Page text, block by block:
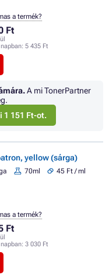
Ft
5 435 Ft
a termék?
A mi TonerPartner
1 151 Ft-ot.
yellow (sárga)
70ml
45 Ft / ml
Ft
3 030 Ft
a termék?